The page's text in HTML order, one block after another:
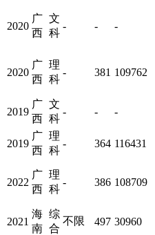
2020
广
西
文
科
- - -
2020
广
西
理
科
- 381 109762
2019
广
西
文
科
- - -
2019
广
西
理
科
- 364 116431
2022
广
西
理
科
- 386 108709
2021
海
南
综
合
不限 497 30960